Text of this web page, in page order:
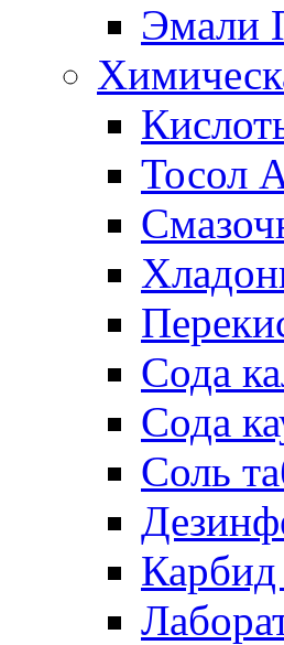
Эмали
Тосол
Сода
Сода
Соль
Карбид